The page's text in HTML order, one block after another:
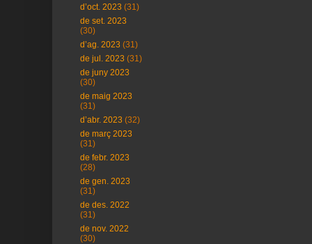
d’oct. 2023 (31)
de set. 2023
(30)
d’ag. 2023 (31)
de jul. 2023 (31)
de juny 2023
(30)
de maig 2023
(31)
d’abr. 2023 (32)
de març 2023
(31)
de febr. 2023
(28)
de gen. 2023
(31)
de des. 2022
(31)
de nov. 2022
(30)